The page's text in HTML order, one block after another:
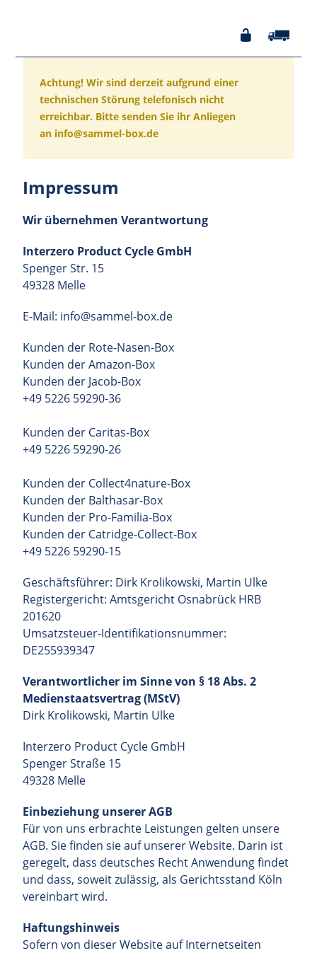
Achtung! Wir sind derzeit aufgrund einer
technischen Störung telefonisch nicht
erreichbar. Bitte senden Sie ihr Anliegen
an info@sammel-box.de
Impressum
Wir übernehmen Verantwortung
Interzero Product Cycle GmbH
Spenger Str. 15
49328 Melle
E-Mail: info@sammel-box.de
Kunden der Rote-Nasen-Box
Kunden der Amazon-Box
Kunden der Jacob-Box
+49 5226 59290-36
Kunden der Caritas-Box
+49 5226 59290-26
Kunden der Collect4nature-Box
Kunden der Balthasar-Box
Kunden der Pro-Familia-Box
Kunden der Catridge-Collect-Box
+49 5226 59290-15
Geschäftsführer: Dirk Krolikowski, Martin Ulke
Registergericht: Amtsgericht Osnabrück HRB
201620
Umsatzsteuer-Identifikationsnummer:
DE255939347
Verantwortlicher im Sinne von § 18 Abs. 2
Medienstaatsvertrag (MStV)
Dirk Krolikowski, Martin Ulke
Interzero Product Cycle GmbH
Spenger Straße 15
49328 Melle
Einbeziehung unserer AGB
Für von uns erbrachte Leistungen gelten unsere
AGB. Sie finden sie aufunserer Website. Darin ist
geregelt, dass deutsches Recht Anwendung findet
und dass, soweit zulässig, als Gerichtsstand Köln
vereinbart wird.
Haftungshinweis
Sofern von dieser Website auf Internetseiten